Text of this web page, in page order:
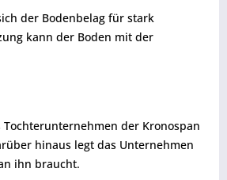
der Bodenbelag für stark
kann der Boden mit der
der Kronospan
hinaus legt das Unternehmen
ihn braucht.